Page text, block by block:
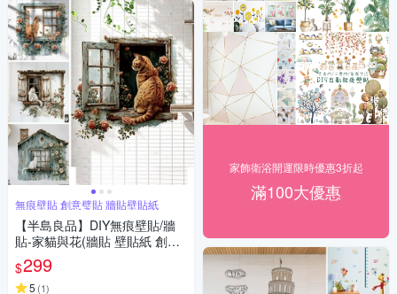
無痕壁貼 創意璧貼 牆貼壁貼紙
【半島良品】DIY無痕壁貼/牆
貼-家貓與花(牆貼 壁貼紙 創意
璧貼)
$299
5 (1)
家飾衛浴開運限時優惠3折起
滿100大優惠